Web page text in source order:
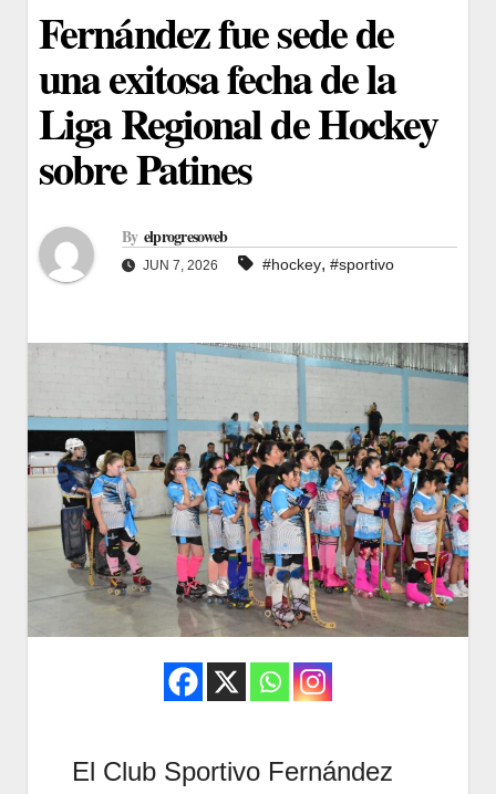
Fernández fue sede de
una exitosa fecha de la
Liga Regional de Hockey
sobre Patines
By elprogresoweb
JUN 7, 2026 #hockey, #sportivo
El Club Sportivo Fernández